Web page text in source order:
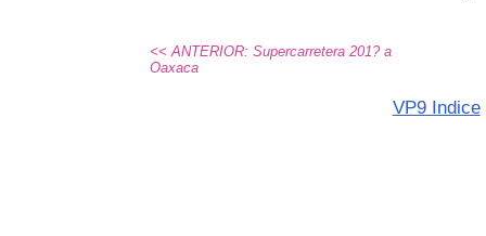
<< ANTERIOR: Supercarretera 201? a
Oaxaca
VP9 Indice